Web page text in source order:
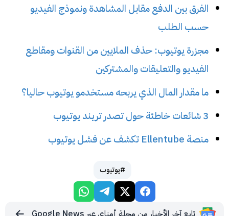
الفرق بين الدفع مقابل المشاهدة ونموذج الفيديو
حسب الطلب
مجزرة يوتيوب: حذف الملايين من القنوات ومقاطع
الفيديو والتعليقات والمشتركين
ما مقدار المال الذي يربحه مستخدمو يوتيوب حاليا؟
3 شائعات خاطئة حول تصدر تريند يوتيوب
منصة Ellentube تكشف عن فشل يوتيوب
#يوتيوب